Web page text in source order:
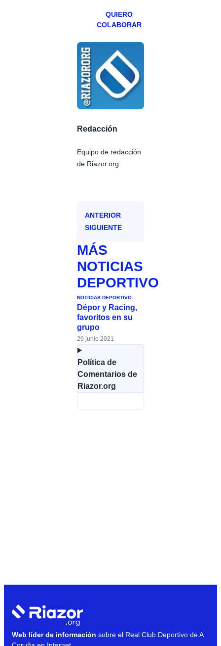
QUIERO
COLABORAR
Redacción
Equipo de redacción
de Riazor.org.
ANTERIOR
SIGUIENTE
MÁS
NOTICIAS
DEPORTIVO
NOTICIAS DEPORTIVO
Dépor y Racing,
favoritos en su
grupo
29 junio 2021
Política de
Comentarios de
Riazor.org
Web líder de información sobre el Real Club Deportivo de A